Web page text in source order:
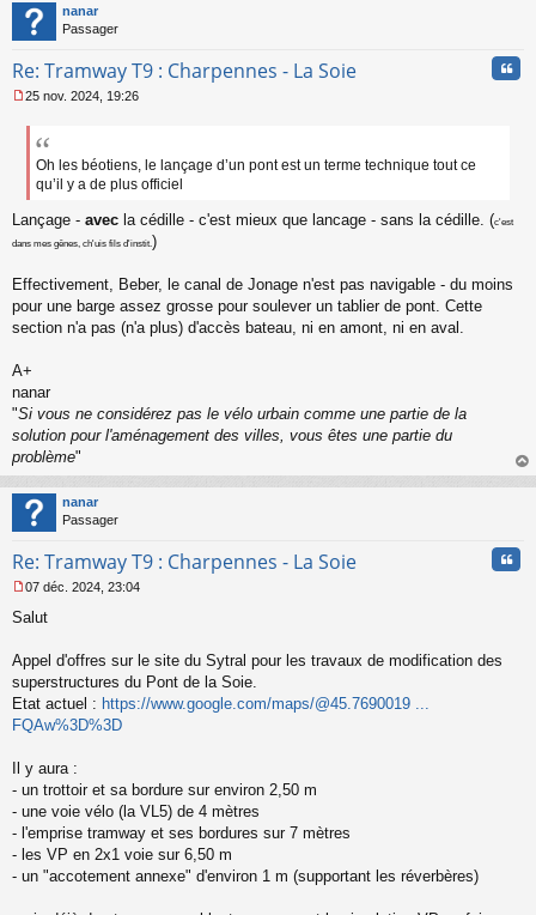
nanar
Passager
Re: Tramway T9 : Charpennes - La Soie
e
g
e
l
u
25 nov. 2024, 19:26
Oh les béotiens, le lançage d’un pont est un terme technique tout ce
qu’il y a de plus officiel
Lançage - avec la cédille - c'est mieux que lancage - sans la cédille. (c'est
dans mes gênes, ch'uis fils d'instit. )
Effectivement, Beber, le canal de Jonage n'est pas navigable - du moins
pour une barge assez grosse pour soulever un tablier de pont. Cette
section n'a pas (n'a plus) d'accès bateau, ni en amont, ni en aval.
A+
nanar
"Si vous ne considérez pas le vélo urbain comme une partie de la
solution pour l'aménagement des villes, vous êtes une partie du
problème"
au
nanar
Passager
Re: Tramway T9 : Charpennes - La Soie
e
s
a
g
e
n
n
l
u
07 déc. 2024, 23:04
Salut
Appel d'offres sur le site du Sytral pour les travaux de modification des
superstructures du Pont de la Soie.
Etat actuel : https://www.google.com/maps/@45.7690019 ...
FQAw%3D%3D
Il y aura :
- un trottoir et sa bordure sur environ 2,50 m
- une voie vélo (la VL5) de 4 mètres
- l'emprise tramway et ses bordures sur 7 mètres
- les VP en 2x1 voie sur 6,50 m
- un "accotement annexe" d'environ 1 m (supportant les réverbères)